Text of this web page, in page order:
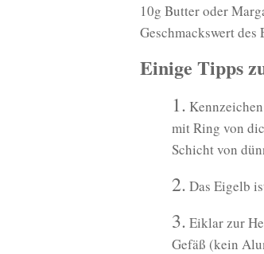
10g Butter oder
Geschmackswert
Einige Tipps
1.
mit Ring von
Schicht von
2. Das Eigelb
3. Eiklar zur
Gefäß (kein